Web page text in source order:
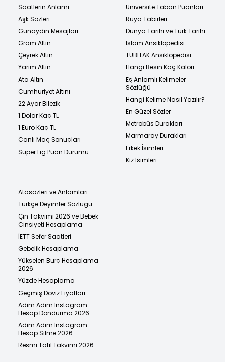
Saatlerin Anlamı
Aşk Sözleri
Günaydın Mesajları
Gram Altın
Çeyrek Altın
Yarım Altın
Ata Altın
Cumhuriyet Altını
22 Ayar Bilezik
1 Dolar Kaç TL
1 Euro Kaç TL
Canlı Maç Sonuçları
Süper Lig Puan Durumu
Üniversite Taban Puanları
Rüya Tabirleri
Dünya Tarihi ve Türk Tarihi
İslam Ansiklopedisi
TÜBİTAK Ansiklopedisi
Hangi Besin Kaç Kalori
Eş Anlamlı Kelimeler
Sözlüğü
Hangi Kelime Nasıl Yazılır?
En Güzel Sözler
Metrobüs Durakları
Marmaray Durakları
Erkek İsimleri
Kız İsimleri
Atasözleri ve Anlamları
Türkçe Deyimler Sözlüğü
Çin Takvimi 2026 ve Bebek
Cinsiyeti Hesaplama
İETT Sefer Saatleri
Gebelik Hesaplama
Yükselen Burç Hesaplama
2026
Yüzde Hesaplama
Geçmiş Döviz Fiyatları
Adım Adım Instagram
Hesap Dondurma 2026
Adım Adım Instagram
Hesap Silme 2026
Resmi Tatil Takvimi 2026